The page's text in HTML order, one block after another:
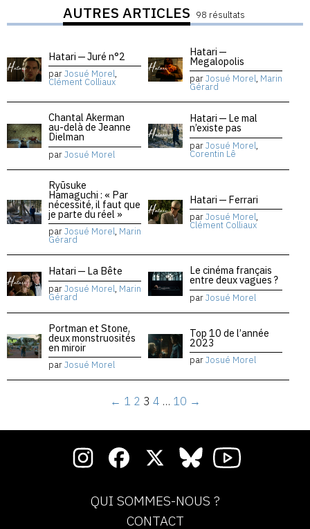
AUTRES ARTICLES 98 résultats
Hatari — Juré n°2
parJosué Morel,
Clément Colliaux
Hatari —
Megalopolis
parJosué Morel, Marin
Gérard
Chantal Akerman
au-delà de Jeanne
Dielman
parJosué Morel
Hatari — Le mal
n’existe pas
parJosué Morel,
Corentin Lê
Ryūsuke
Hamaguchi : « Par
nécessité, il faut que
je parte du réel »
parJosué Morel, Marin
Gérard
Hatari — Ferrari
parJosué Morel,
Clément Colliaux
Hatari — La Bête
parJosué Morel, Marin
Gérard
Le cinéma français
entre deux vagues ?
parJosué Morel
Portman et Stone,
deux monstruosités
en miroir
parJosué Morel
Top 10 de l’année
2023
parJosué Morel
← 1 2 3 4 … 10 →
QUI SOMMES-NOUS ?
CONTACT